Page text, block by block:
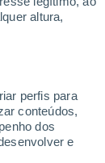
altura,
perfis para
conteúdos,
dos
e